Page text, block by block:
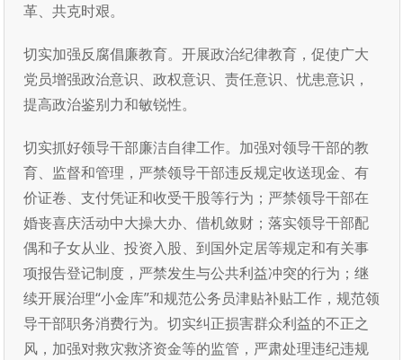
革、共克时艰。
切实加强反腐倡廉教育。开展政治纪律教育，促使广大
党员增强政治意识、政权意识、责任意识、忧患意识，
提高政治鉴别力和敏锐性。
切实抓好领导干部廉洁自律工作。加强对领导干部的教
育、监督和管理，严禁领导干部违反规定收送现金、有
价证卷、支付凭证和收受干股等行为；严禁领导干部在
婚丧喜庆活动中大操大办、借机敛财；落实领导干部配
偶和子女从业、投资入股、到国外定居等规定和有关事
项报告登记制度，严禁发生与公共利益冲突的行为；继
续开展治理“小金库”和规范公务员津贴补贴工作，规范领
导干部职务消费行为。切实纠正损害群众利益的不正之
风，加强对救灾救济资金等的监管，严肃处理违纪违规